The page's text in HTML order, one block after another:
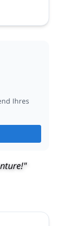
Ihres